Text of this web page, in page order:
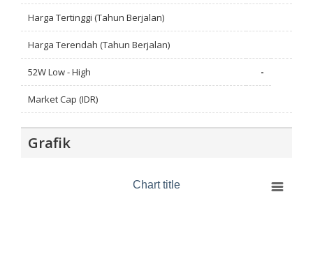
Harga Tertinggi (Tahun Berjalan)
Harga Terendah (Tahun Berjalan)
52W Low - High -
Market Cap (IDR)
Grafik
Chart title